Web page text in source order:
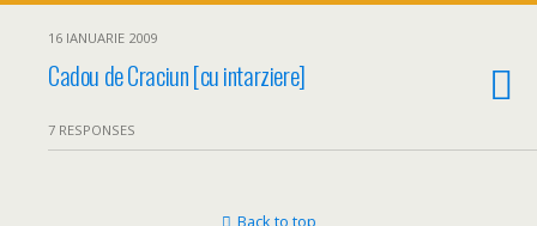
16 IANUARIE 2009
Cadou de Craciun [cu intarziere]
7 RESPONSES
Back to top